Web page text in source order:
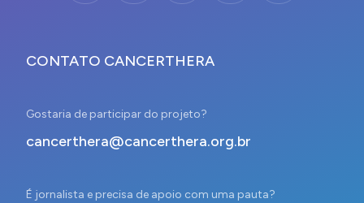
CONTATO CANCERTHERA
Gostaria de participar do projeto?
cancerthera@cancerthera.org.br
É jornalista e precisa de apoio com uma pauta?